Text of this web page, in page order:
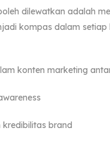
dilewatkan adalah
kompas dalam
konten marketing
brand